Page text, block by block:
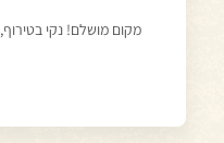
מקום מושלם! נקי בטירוף,